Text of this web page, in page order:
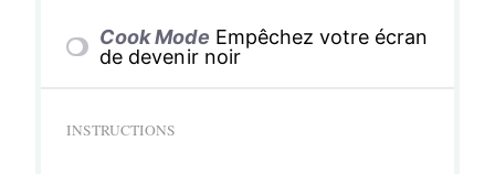
Cook Mode Empêchez votre écran
de devenir noir
INSTRUCTIONS